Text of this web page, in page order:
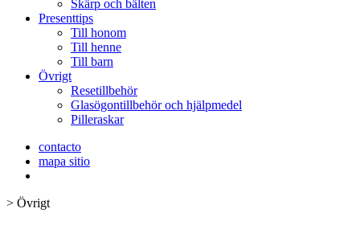
Skärp och bälten
Presenttips
Till honom
Till henne
Till barn
Övrigt
Resetillbehör
Glasögontillbehör och hjälpmedel
Pilleraskar
contacto
mapa sitio
> Övrigt